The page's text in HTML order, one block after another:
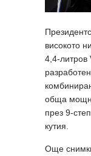
високото
4,4-литров
обща
през 9-
кутия.
Още